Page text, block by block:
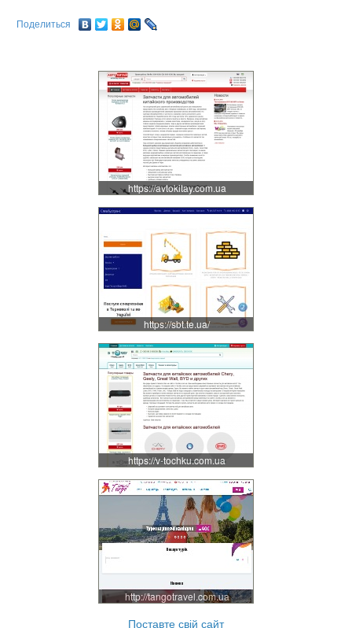
Поделиться
https://avtokitay.com.ua
https://sbt.te.ua/
https://v-tochku.com.ua
http://tangotravel.com.ua
Поставте свій сайт